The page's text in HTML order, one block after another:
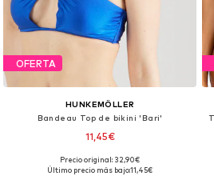
OFERTA
HUNKEMÖLLER
Bandeau Top de bikini 'Bari'
11,45€
Tallas disponibles: 85, 90, 105, 115
Precio original: 32,90€
Último precio más bajo:11,45€